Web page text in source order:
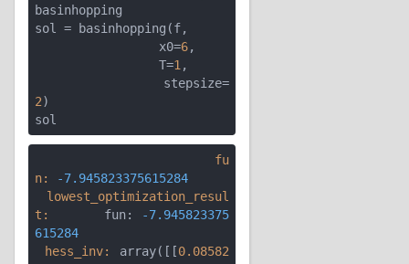
basinhopping
sol = basinhopping(f,
                 x0=
6,
                 T=
1 ,
                 stepsize=
2)
n:
-7.945823375615284
t:
       fun:
-7.945823375
615284
hess_inv:
array([[0.08582